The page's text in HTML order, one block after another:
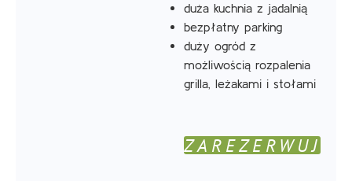
duża kuchnia z jadalnią
bezpłatny parking
duży ogród z
możliwością rozpalenia
grilla, leżakami i stołami
ZAREZERWUJ